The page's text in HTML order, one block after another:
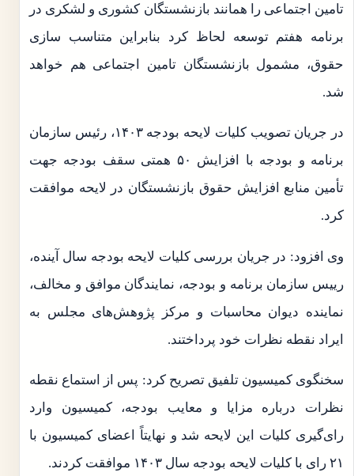
تامین اجتماعی را همانند بازنشستگان کشوری و لشکری در
برنامه هفتم توسعه لحاظ کرد بنابراین متناسب سازی
حقوق، مشمول بازنشستگان تامین اجتماعی هم خواهد
شد.
در جریان تصویب کلیات لایحه بودجه ۱۴۰۳، رئیس سازمان
برنامه و بودجه با افزایش ۵۰ همتی سقف بودجه جهت
تأمین منابع افزایش حقوق بازنشستگان در لایحه موافقت
کرد.
وی افزود: در جریان بررسی کلیات لایحه بودجه سال آینده،
رییس سازمان برنامه و بودجه، نمایندگان موافق و مخالف،
نماینده دیوان محاسبات و مرکز پژوهش‌های مجلس به
ایراد نقطه نظرات خود پرداختند.
سخنگوی کمیسیون تلفیق تصریح کرد: پس از استماع نقطه
نظرات درباره مزایا و معایب بودجه، کمیسیون وارد
رای‌گیری کلیات این لایحه شد و نهایتاً اعضای کمیسیون با
۲۱ رای با کلیات لایحه بودجه سال ۱۴۰۳ موافقت کردند.